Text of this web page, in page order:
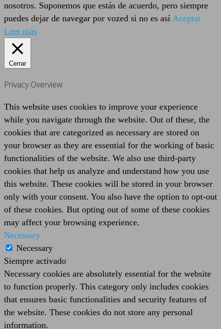
nosotros. Suponemos que estás de acuerdo, pero siempre
puedes dejar de navegar por vozed si no es así Aceptar
Leer más
Cerrar
Privacy Overview
This website uses cookies to improve your experience
while you navigate through the website. Out of these, the
cookies that are categorized as necessary are stored on
your browser as they are essential for the working of basic
functionalities of the website. We also use third-party
cookies that help us analyze and understand how you use
this website. These cookies will be stored in your browser
only with your consent. You also have the option to opt-out
of these cookies. But opting out of some of these cookies
may affect your browsing experience.
Necessary
Necessary
Siempre activado
Necessary cookies are absolutely essential for the website
to function properly. This category only includes cookies
that ensures basic functionalities and security features of
the website. These cookies do not store any personal
information.